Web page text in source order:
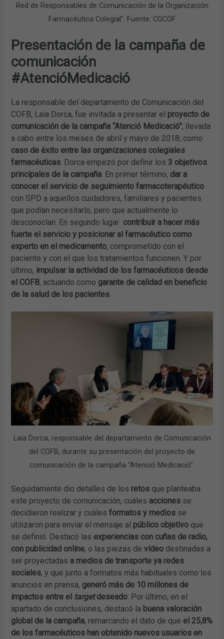
Red de Responsables de Comunicación de la Organización
Farmacéutica Colegial". Fuente: CGCOF
Presentación de la campaña de
comunicación
#AtencióMedicació
La responsable del departamento de Comunicación del
COFB, Laia Dorca, fue invitada a presentar el proyecto de
comunicación de la campaña “Atenció Medicació”, llevada
a cabo entre los meses de abril y mayo de 2018, como
caso de éxito entre las organizaciones colegiales
farmacéuticas . Dorca empezó por definir los 3 objetivos
principales de la campaña . En primer término, dar a
conocer el servicio de seguimiento farmacoterapéutico
con SPD a aquellos cuidadores, familiares y pacientes
que podían necesitarlo, pero que actualmente lo
desconocían. En segundo lugar contribuir a hacer más
fuerte el servicio y posicionar al farmacéutico como
experto en el medicamento, comprometido con el
paciente y con el que los tratamientos funcionen. Y por
último, impulsar la actividad de los farmacéuticos desde
el COFB, actuando como garante de calidad en beneficio
de la salud de los pacientes
Laia Dorca, responsable del departamento de Comunicación
del COFB, durante su presentación del proyecto de
comunicación de la campaña "Atenció Medicació".
Seguidamente dio detalles de los retos que planteaba
este proyecto de comunicación, cuáles acciones se
decidieron realizar y cuálesformatos y medios se
utilizaron para enviar el mensaje al público objetivo que
se definió. Destacó las experiencias con cuñas de radio,
con publicidad online, o las piezas devídeo destinadas a
ser proyectadas a medios de transporte ya redes
sociales, y que junto a formatos más habituales como los
anuncios en prensa, generó más de 10 millones de
impactos entre el targetdeseado . Por último, en el
apartado de conclusiones, destacó la buena valoración
global de la campaña, remarcando el dato de que el 25,8%
de los farmacéuticos han obtenido nuevos usuarios en